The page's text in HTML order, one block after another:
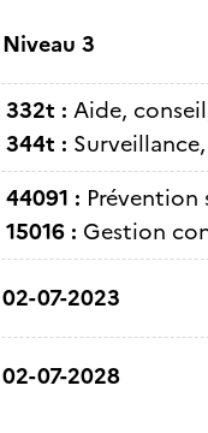
Niveau 3
332t : Aide,
344t :
44091 : Prévention
15016 : Gestion
02-07-2023
02-07-2028